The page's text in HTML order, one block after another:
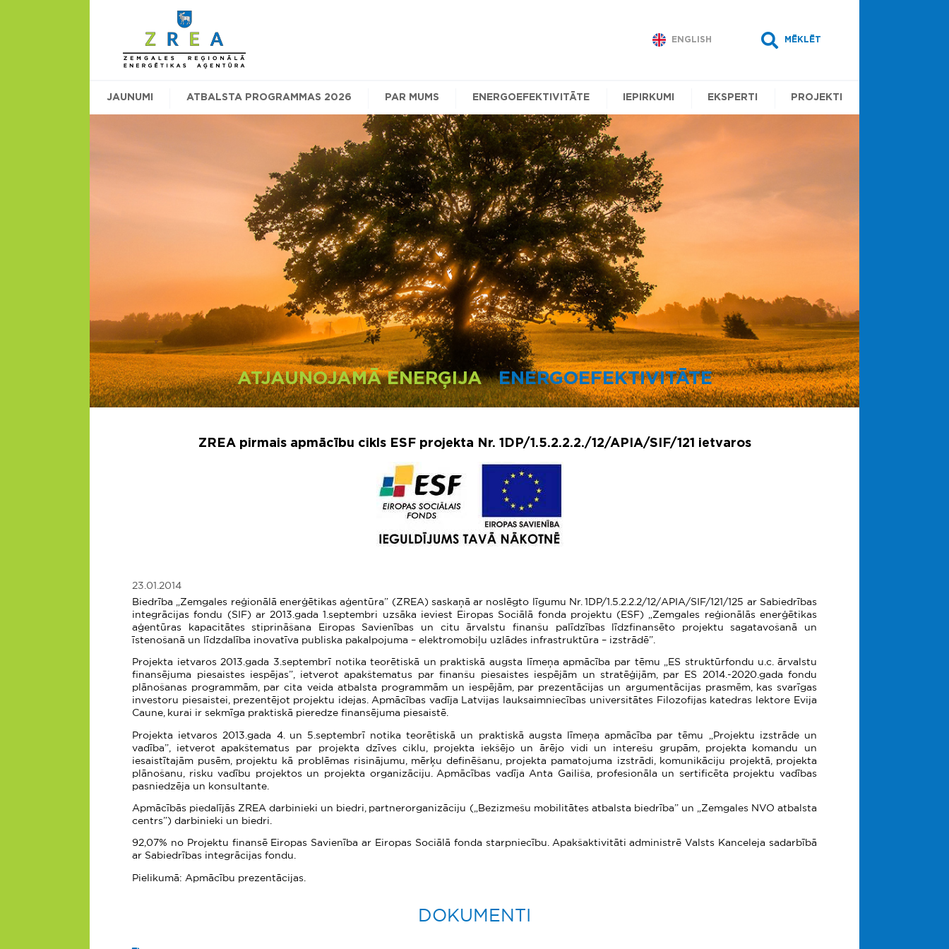
ENGLISH MĒKLĒT
JAUNUMI ATBALSTA PROGRAMMAS 2026 PAR MUMS ENERGOEFEKTIVITĀTE IEPIRKUMI EKSPERTI PROJEKTI
ATJAUNOJAMĀ ENERĢIJA ENERGOEFEKTIVITĀTE
ZREA pirmais apmācību cikls ESF projekta Nr. 1DP/1.5.2.2.2./12/APIA/SIF/121 ietvaros
23.01.2014
Biedrība „Zemgales reģionālā enerģētikas aģentūra” (ZREA) saskaņā ar noslēgto līgumu Nr. 1DP/1.5.2.2.2/12/APIA/SIF/121/125 ar Sabiedrības
integrācijas fondu (SIF) ar 2013.gada 1.septembri uzsāka ieviest Eiropas Sociālā fonda projektu (ESF) „Zemgales reģionālās enerģētikas
aģentūras kapacitātes stiprināšana Eiropas Savienības un citu ārvalstu finanšu palīdzības līdzfinansēto projektu sagatavošanā un
īstenošanā un līdzdalība inovatīva publiska pakalpojuma – elektromobiļu uzlādes infrastruktūra – izstrādē”.
Projekta ietvaros 2013.gada 3.septembrī notika teorētiskā un praktiskā augsta līmeņa apmācība par tēmu „ES struktūrfondu u.c. ārvalstu
finansējuma piesaistes iespējas”, ietverot apakštematus par finanšu piesaistes iespējām un stratēģijām, par ES 2014.-2020.gada fondu
plānošanas programmām, par cita veida atbalsta programmām un iespējām, par prezentācijas un argumentācijas prasmēm, kas svarīgas
investoru piesaistei, prezentējot projektu idejas. Apmācības vadīja Latvijas lauksaimniecības universitātes Filozofijas katedras lektore Evija
Caune, kurai ir sekmīga praktiskā pieredze finansējuma piesaistē.
Projekta ietvaros 2013.gada 4. un 5.septembrī notika teorētiskā un praktiskā augsta līmeņa apmācība par tēmu „Projektu izstrāde un
vadība”, ietverot apakštematus par projekta dzīves ciklu, projekta iekšējo un ārējo vidi un interešu grupām, projekta komandu un
iesaistītajām pusēm, projektu kā problēmas risinājumu, mērķu definēšanu, projekta pamatojuma izstrādi, komunikāciju projektā, projekta
plānošanu, risku vadību projektos un projekta organizāciju. Apmācības vadīja Anta Gailiša, profesionāla un sertificēta projektu vadības
pasniedzēja un konsultante.
Apmācībās piedalījās ZREA darbinieki un biedri, partnerorganizāciju („Bezizmešu mobilitātes atbalsta biedrība” un „Zemgales NVO atbalsta
centrs”) darbinieki un biedri.
92,07% no Projektu finansē Eiropas Savienība ar Eiropas Sociālā fonda starpniecību. Apakšaktivitāti administrē Valsts Kanceleja sadarbībā
ar Sabiedrības integrācijas fondu.
Pielikumā: Apmācību prezentācijas.
DOKUMENTI